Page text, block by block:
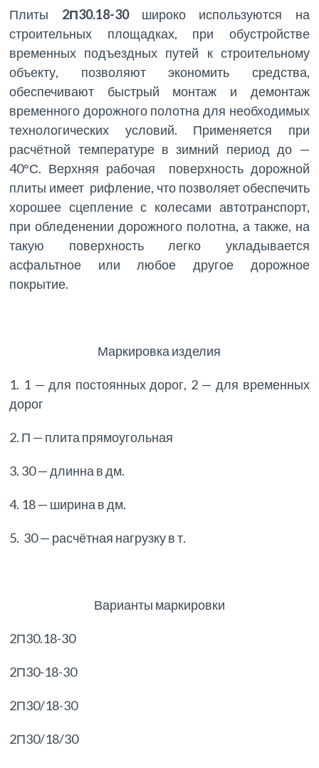
Плиты 2П30.18-30широко используются на
строительных площадках, при обустройстве
временных подъездных путей к строительному
объекту, позволяют экономить средства,
обеспечивают быстрый монтаж и демонтаж
временного дорожного полотна для необходимых
технологических условий. Применяется при
расчётной температуре в зимний период до —
40°С. Верхняя рабочая поверхность дорожной
плиты имеет рифление, что позволяет обеспечить
хорошее сцепление с колесами автотранспорт,
при обледенении дорожного полотна, а также, на
такую поверхность легко укладывается
асфальтное или любое другое дорожное
покрытие.
Маркировка изделия
1. 1 — для постоянных дорог, 2 — для временных
дорог
2. П — плита прямоугольная
3. 30 — длинна в дм.
4. 18 — ширина в дм.
5. 30 — расчётная нагрузку в т.
Варианты маркировки
2П30.18-30
2П30-18-30
2П30/18-30
2П30/18/30